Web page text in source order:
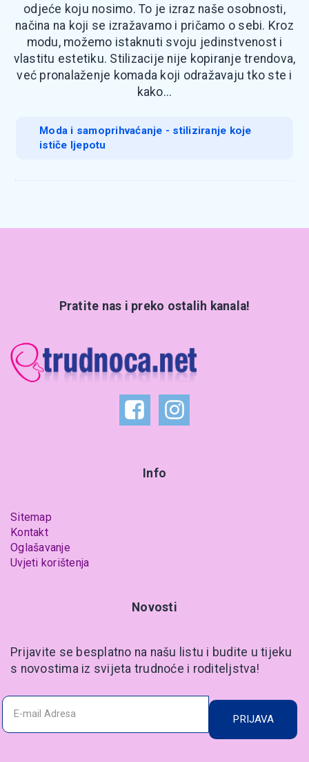
odjeće koju nosimo. To je izraz naše osobnosti,
načina na koji se izražavamo i pričamo o sebi. Kroz
modu, možemo istaknuti svoju jedinstvenost i
vlastitu estetiku. Stilizacije nije kopiranje trendova,
već pronalaženje komada koji odražavaju tko ste i
kako...
Moda i samoprihvaćanje - stiliziranje koje
ističe ljepotu
Pratite nas i preko ostalih kanala!
Info
Sitemap
Kontakt
Oglašavanje
Uvjeti korištenja
Novosti
Prijavite se besplatno na našu listu i budite u tijeku
s novostima iz svijeta trudnoće i roditeljstva!
PRIJAVA